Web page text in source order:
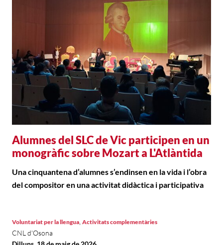
Alumnes del SLC de Vic participen en un
monogràfic sobre Mozart a L'Atlàntida
Una cinquantena d’alumnes s’endinsen en la vida i l’obra
del compositor en una activitat didàctica i participativa
Voluntariat per la llengua, Activitats complementàries
CNL d'Osona